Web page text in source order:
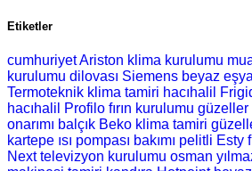
Etiketler
cumhuriyet Ariston klima kurulumu
kurulumu dilovası Siemens beyaz
Termoteknik klima tamiri hacıhalil
hacıhalil Profilo fırın kurulumu güzeller
onarımı balçık Beko klima tamiri
kartepe ısı pompası bakımı pelitli Esty
Next televizyon kurulumu osman